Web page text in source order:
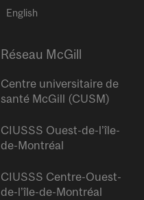
English
Réseau McGill
Centre universitaire de
santé McGill (CUSM)
CIUSSS Ouest-de-l’île-
de-Montréal
CIUSSS Centre-Ouest-
de-l’île-de-Montréal